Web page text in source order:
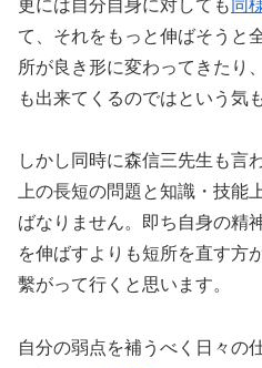
更には自分自身に対しても 同
て、それをもっと伸ばそうと
所が良き形に変わってきたり
も出来てくるのではという気
しかし同時に森信三先生も言
上の長短の問題と知識・技能
ばなりません。即ち自身の精
を伸ばすよりも短所を直す方
繫がって行くと思います。
自分の弱点を補うべく日々の